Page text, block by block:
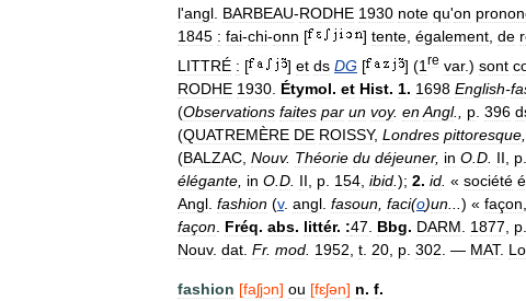
l'angl BARBEAU-RODHE 1930 note qu'on
1845 : fai-chi-onn [ ] tente également de
LITTRÉ : [ ] et ds DG [ ] (1 re var.) sont
RODHE 1930 Étymol. et Hist. 1. 1698 English-
(Observations faites par un voy. enAngl., p 396
(QUATREMÈRE DE ROISSY, Londres pittoresque
(BALZAC Nouv. Théorie du déjeuner, in O D II p
élégante in O D II p 154 ibid ); 2. id « société
Angl fashion (v. angl fasoun faci(o)un ) « façon
façon Fréq. abs. littér. :47 Bbg. DARM 1877 p
Nouv. dat Fr. mod 1952 t 20 p 302 . — MAT.
fashion [faʃjɔn] ou [fɛʃən] n. f.